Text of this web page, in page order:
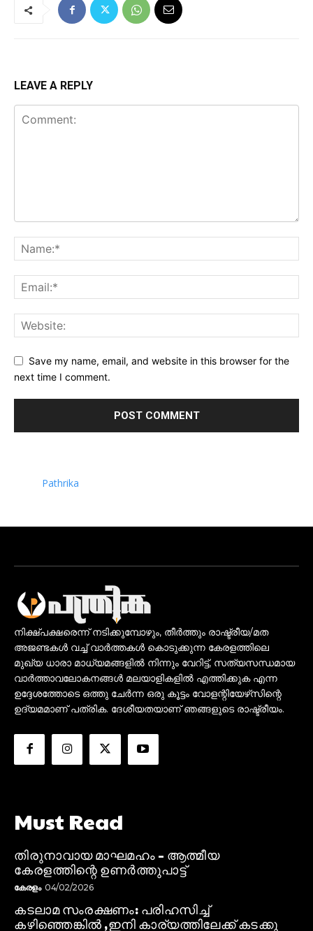
LEAVE A REPLY
Save my name, email, and website in this browser for the
next time I comment.
Pathrika
നിക്ഷ്പക്ഷരെന്ന് നടിക്കുമ്പോഴും, തീർത്തും രാഷ്ട്രീയ/മത
അജണ്ടകൾ വച്ച് വാർത്തകൾ കൊടുക്കുന്ന കേരളത്തിലെ
മുഖ്യ ധാരാ മാധ്യമങ്ങളിൽ നിന്നും വേറിട്ട്, സത്യസന്ധമായ
വാർത്താവലോകനങ്ങൾ മലയാളികളിൽ എത്തിക്കുക എന്ന
ഉദ്ദേശത്തോടെ ഒത്തു ചേർന്ന ഒരു കൂട്ടം വോളന്റിയേഴ്‌സിന്റെ
ഉദ്യമമാണ് പത്രിക. ദേശീയതയാണ് ഞങ്ങളുടെ രാഷ്ട്രീയം.
Must Read
തിരുനാവായ മാഘമഹം – ആത്മീയ
കേരളത്തിന്റെ ഉണർത്തുപാട്ട്
കേരളം 04/02/2026
കടലാമ സംരക്ഷണം: പരിഹസിച്ച്
കഴിഞ്ഞെങ്കിൽ ,ഇനി കാര്യത്തിലേക്ക് കടക്കു